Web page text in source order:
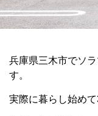
兵庫県三木市でソ
す。
実際に暮らし始め